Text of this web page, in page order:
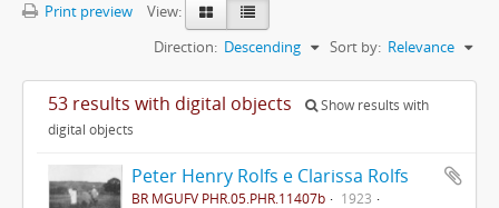
Print preview
View:
Sort by: Relevance
Direction: Descending
53 results with digital objects
Show results with
digital objects
Peter Henry Rolfs e Clarissa Rolfs
BR MGUFV PHR.05.PHR.11407b
1923